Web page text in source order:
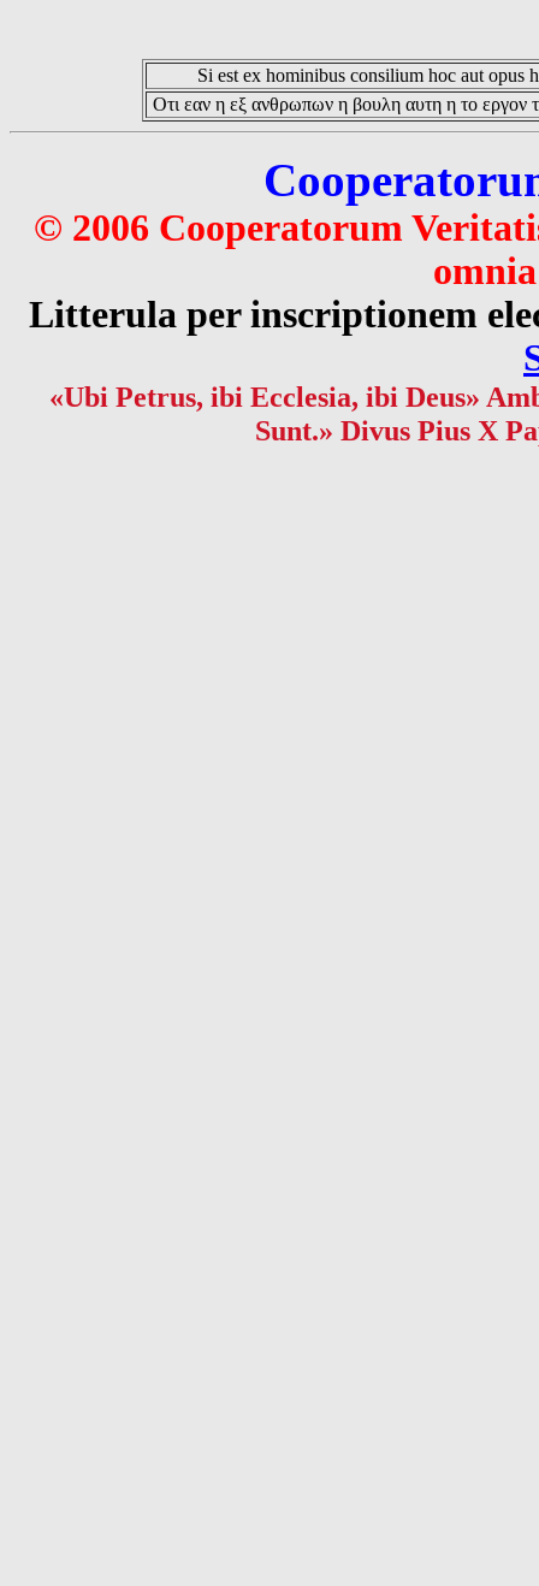
Si est ex hominibus consilium hoc aut opus
Οτι εαν η εξ ανθρωπων η βουλη αυτη η το εργον
© 2006 Cooperatorum
Litterula per inscriptionem
«Ubi Petrus, ibi Ecclesia, ibi Deus»
Sunt.» Divus Pius X